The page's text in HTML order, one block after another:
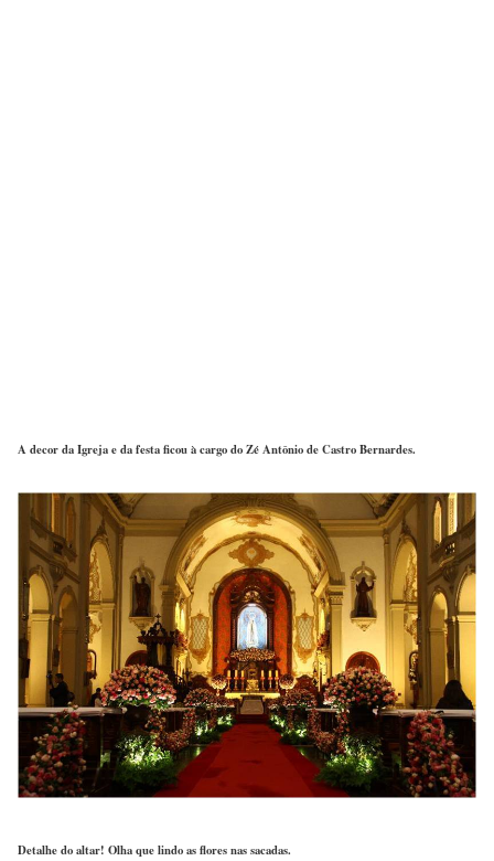
A decor da Igreja e da festa ficou à cargo do Zé Antônio de Castro Bernardes.
Detalhe do altar! Olha que lindo as flores nas sacadas.